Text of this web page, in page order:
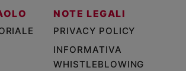
NOTE LEGALI
PRIVACY POLICY
INFORMATIVA
WHISTLEBLOWING